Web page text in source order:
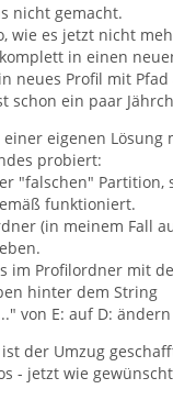
nicht gemacht.
wie es jetzt nicht
in einen
neues Profil mit
schon ein paar
eigenen Lösung
probiert:
"falschen" Partition,
funktioniert.
(in meinem Fall
im Profilordner mit
hinter dem String
von E: auf D:
der Umzug
- jetzt wie